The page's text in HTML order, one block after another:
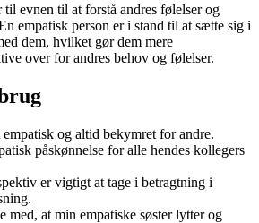
til evnen til at forstå andres følelser og
empatisk person er i stand til at sætte sig i
dem, hvilket gør dem mere
over for andres behov og følelser.
og altid bekymret for andre.
påskønnelse for alle hendes kollegers
er vigtigt at tage i betragtning i
med, at min empatiske søster lytter og